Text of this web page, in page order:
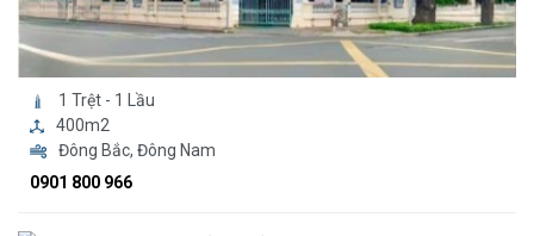
1 Trệt - 1 Lầu
400m2
Đông Bắc, Đông Nam
0901 800 966